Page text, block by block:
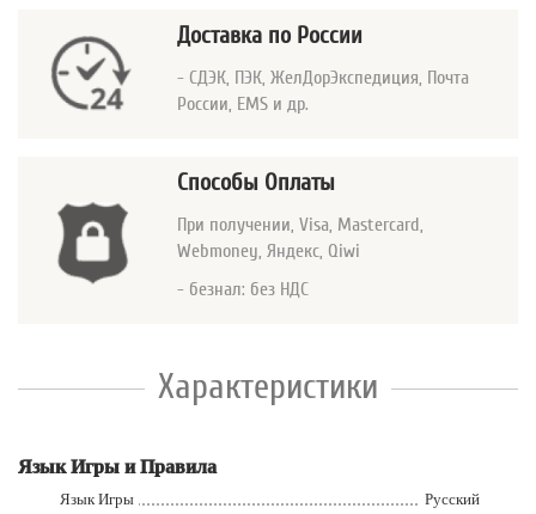
Доставка по России
- СДЭК, ПЭК, ЖелДорЭкспедиция, Почта
России, EMS и др.
Способы Оплаты
При получении, Visa, Mastercard,
Webmoney, Яндекс, Qiwi
- безнал: без НДС
Характеристики
Язык Игры и Правила
Язык Игры
Русский